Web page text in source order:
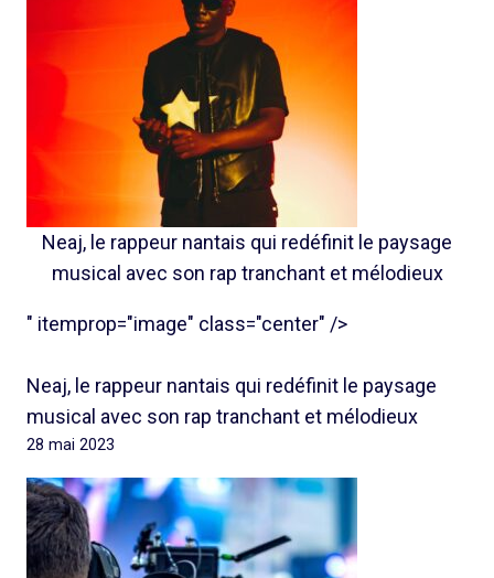
Neaj, le rappeur nantais qui redéfinit le paysage
musical avec son rap tranchant et mélodieux
" itemprop="image" class="center" />
Neaj, le rappeur nantais qui redéfinit le paysage
musical avec son rap tranchant et mélodieux
28 mai 2023